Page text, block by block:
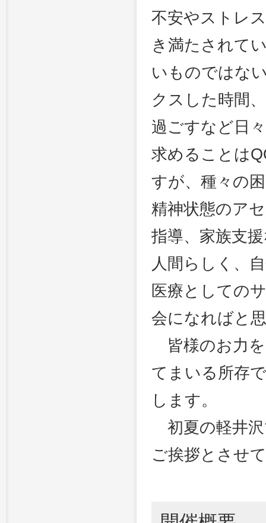
不安やストレ
き満たされて
いものではな
クスした時間
過ごすなど日
求めることは
すが、種々の
精神状態のア
指導、家族支
人間らしく、
医療としての
会になればと
皆様のお力
てまいる所存
します。
初夏の軽井
ご挨拶とさせ